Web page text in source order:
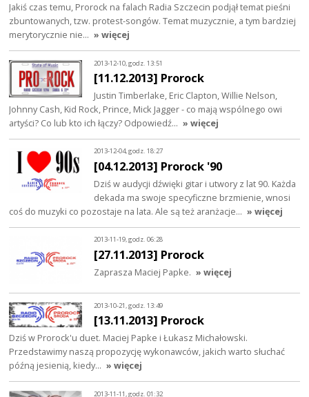
Jakiś czas temu, Prorock na falach Radia Szczecin podjął temat pieśni
zbuntowanych, tzw. protest-songów. Temat muzycznie, a tym bardziej
merytorycznie nie… » więcej
2013-12-10, godz. 13:51
[11.12.2013] Prorock
Justin Timberlake, Eric Clapton, Willie Nelson,
Johnny Cash, Kid Rock, Prince, Mick Jagger - co mają wspólnego owi
artyści? Co lub kto ich łączy? Odpowiedź… » więcej
2013-12-04, godz. 18:27
[04.12.2013] Prorock '90
Dziś w audycji dźwięki gitar i utwory z lat 90. Każda
dekada ma swoje specyficzne brzmienie, wnosi
coś do muzyki co pozostaje na lata. Ale są też aranżacje… » więcej
2013-11-19, godz. 06:28
[27.11.2013] Prorock
Zaprasza Maciej Papke. » więcej
2013-10-21, godz. 13:49
[13.11.2013] Prorock
Dziś w Prorock'u duet. Maciej Papke i Łukasz Michałowski.
Przedstawimy naszą propozycję wykonawców, jakich warto słuchać
późną jesienią, kiedy… » więcej
2013-11-11, godz. 01:32